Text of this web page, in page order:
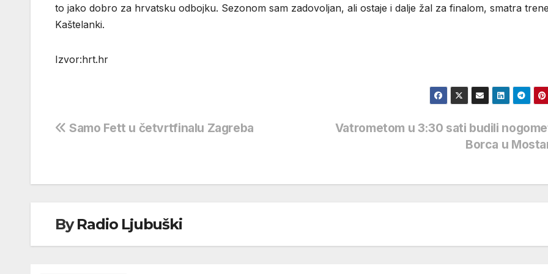
to jako dobro za hrvatsku odbojku. Sezonom sam zadovoljan, ali ostaje i dalje žal za finalom, smatra
Kaštelanki.
Izvor:hrt.hr
Navigacija
Vatrometom u 3:30 sati budili
Borca u
Samo Fett u četvrtfinalu Zagreba
ByRadio Ljubuški